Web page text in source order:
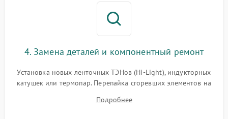
4. Замена деталей и компонентный ремонт
Установка новых ленточных ТЭНов (Hi-Light), индукторных
катушек или термопар. Перепайка сгоревших элементов на
дорожек. Очистка контактов и замена поврежденной
Подробнее